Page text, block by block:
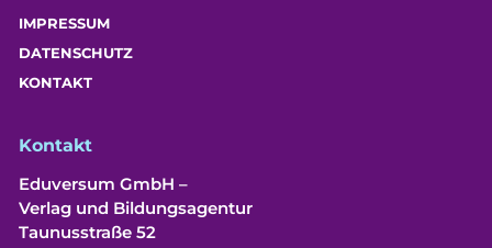
IMPRESSUM
DATENSCHUTZ
KONTAKT
Kontakt
Eduversum GmbH –
Verlag und Bildungsagentur
Taunusstraße 52